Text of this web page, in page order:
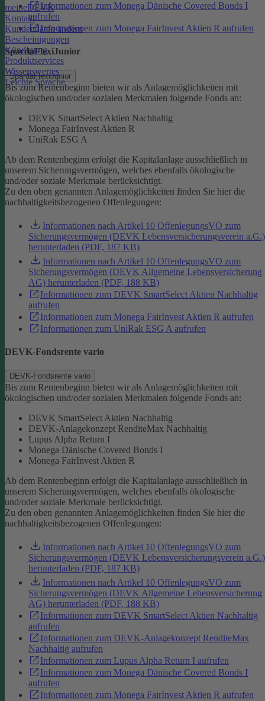
meineDEVK
Kontakt
Kundendaten ändern
Bescheinigungen
Kündigung
Produktservices
Wissenswertes
Leichte Sprache
Informationen zum Monega Dänische Covered Bonds I
aufrufen
Informationen zum Monega FairInvest Aktien R aufrufen
SpardaFlexiJunior
SpardaFlexiJunior
Bis zum Rentenbeginn bieten wir als Anlagemöglichkeiten mit
ökologischen und/oder sozialen Merkmalen folgende Fonds an:
DEVK SmartSelect Aktien Nachhaltig
Monega FairInvest Aktien R
UniRak ESG A
Ab dem Rentenbeginn erfolgt die Kapitalanlage ausschließlich in
unserem Sicherungsvermögen, welches ebenfalls ökologische
und/oder soziale Merkmale berücksichtigt.
Zu den oben genannten Anlagemöglichkeiten finden Sie hier die
nachhaltigkeitsbezogenen Offenlegungen:
Informationen nach Artikel 10 OffenlegungsVO zum
Sicherungsvermögen (DEVK Lebensversicherungsverein a.G.)
herunterladen (PDF, 187 KB)
Informationen nach Artikel 10 OffenlegungsVO zum
Sicherungsvermögen (DEVK Allgemeine Lebensversicherung
AG) herunterladen (PDF, 188 KB)
Informationen zum DEVK SmartSelect Aktien Nachhaltig
aufrufen
Informationen zum Monega FairInvest Aktien R aufrufen
Informationen zum UniRak ESG A aufrufen
DEVK-Fondsrente vario
DEVK-Fondsrente vario
Bis zum Rentenbeginn bieten wir als Anlagemöglichkeiten mit
ökologischen und/oder sozialen Merkmalen folgende Fonds an:
DEVK SmartSelect Aktien Nachhaltig
DEVK-Anlagekonzept RenditeMax Nachhaltig
Lupus Alpha Return I
Monega Dänische Covered Bonds I
Monega FairInvest Aktien R
Ab dem Rentenbeginn erfolgt die Kapitalanlage ausschließlich in
unserem Sicherungsvermögen, welches ebenfalls ökologische
und/oder soziale Merkmale berücksichtigt.
Zu den oben genannten Anlagemöglichkeiten finden Sie hier die
nachhaltigkeitsbezogenen Offenlegungen:
Informationen nach Artikel 10 OffenlegungsVO zum
Sicherungsvermögen (DEVK Lebensversicherungsverein a.G.)
herunterladen (PDF, 187 KB)
Informationen nach Artikel 10 OffenlegungsVO zum
Sicherungsvermögen (DEVK Allgemeine Lebensversicherung
AG) herunterladen (PDF, 188 KB)
Informationen zum DEVK SmartSelect Aktien Nachhaltig
aufrufen
Informationen zum DEVK-Anlagekonzept RenditeMax
Nachhaltig aufrufen
Informationen zum Lupus Alpha Return I aufrufen
Informationen zum Monega Dänische Covered Bonds I
aufrufen
Informationen zum Monega FairInvest Aktien R aufrufen